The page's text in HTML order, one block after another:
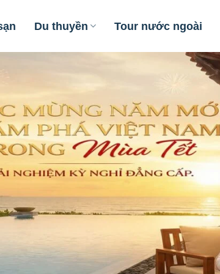
Du thuyền Tour nước ngoài